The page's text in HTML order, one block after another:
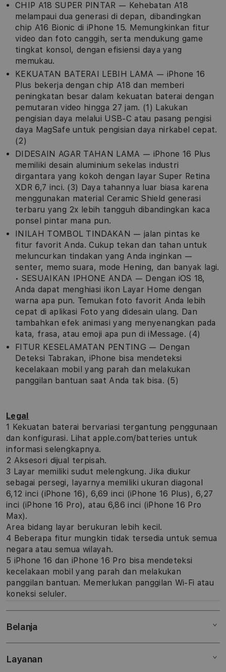
CHIP A18 SUPER PINTAR — Kehebatan A18
melampaui dua generasi di depan, dibandingkan
chip A16 Bionic di iPhone 15. Memungkinkan fitur
video dan foto canggih, serta mendukung game
tingkat konsol, dengan efisiensi daya yang
memukau.
KEKUATAN BATERAI LEBIH LAMA — iPhone 16
Plus bekerja dengan chip A18 dan memberi
peningkatan besar dalam kekuatan baterai dengan
pemutaran video hingga 27 jam. (1) Lakukan
pengisian daya melalui USB-C atau pasang pengisi
daya MagSafe untuk pengisian daya nirkabel cepat.
(2)
DIDESAIN AGAR TAHAN LAMA — iPhone 16 Plus
memiliki desain aluminium sekelas industri
dirgantara yang kokoh dengan layar Super Retina
XDR 6,7 inci. (3) Daya tahannya luar biasa karena
menggunakan material Ceramic Shield generasi
terbaru yang 2x lebih tangguh dibandingkan kaca
ponsel pintar mana pun.
INILAH TOMBOL TINDAKAN — jalan pintas ke
fitur favorit Anda. Cukup tekan dan tahan untuk
meluncurkan tindakan yang Anda inginkan —
senter, memo suara, mode Hening, dan banyak lagi.
• SESUAIKAN IPHONE ANDA — Dengan iOS 18,
Anda dapat menghiasi ikon Layar Home dengan
warna apa pun. Temukan foto favorit Anda lebih
cepat di aplikasi Foto yang didesain ulang. Dan
tambahkan efek animasi yang menyenangkan pada
kata, frasa, atau emoji apa pun di iMessage. (4)
FITUR KESELAMATAN PENTING — Dengan
Deteksi Tabrakan, iPhone bisa mendeteksi
kecelakaan mobil yang parah dan melakukan
panggilan bantuan saat Anda tak bisa. (5)
Legal
1 Kekuatan baterai bervariasi tergantung penggunaan
dan konfigurasi. Lihat apple.com/batteries untuk
informasi selengkapnya.
2 Aksesori dijual terpisah.
3 Layar memiliki sudut melengkung. Jika diukur
sebagai persegi, layarnya memiliki ukuran diagonal
6,12 inci (iPhone 16), 6,69 inci (iPhone 16 Plus), 6,27
inci (iPhone 16 Pro), atau 6,86 inci (iPhone 16 Pro
Max).
Area bidang layar berukuran lebih kecil.
4 Beberapa fitur mungkin tidak tersedia untuk semua
negara atau semua wilayah.
5 iPhone 16 dan iPhone 16 Pro bisa mendeteksi
kecelakaan mobil yang parah dan melakukan
panggilan bantuan. Memerlukan panggilan Wi-Fi atau
koneksi seluler.
Belanja
Mac
Layanan